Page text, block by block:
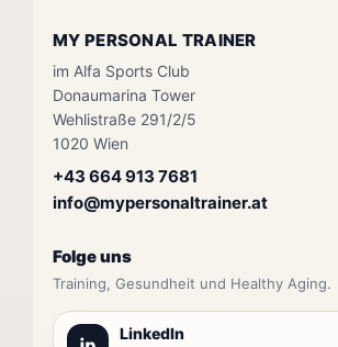
MY PERSONAL TRAINER
im Alfa Sports Club
Donaumarina Tower
Wehlistraße 291/2/5
1020 Wien
+43 664 913 7681
info@mypersonaltrainer.at
Folge uns
Training, Gesundheit und Healthy Aging.
LinkedIn